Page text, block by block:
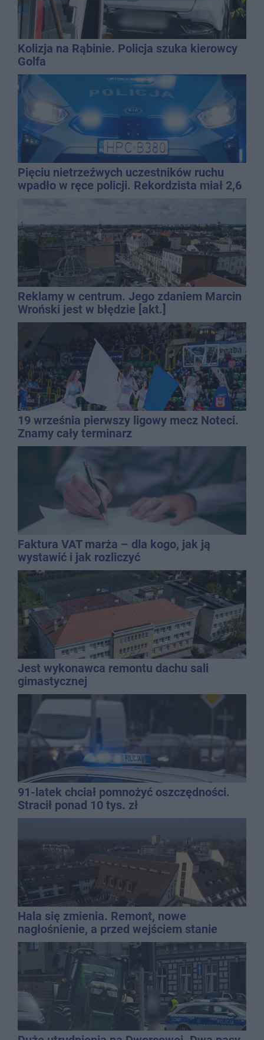
Kolizja na Rąbinie. Policja szuka kierowcy
Golfa
Pięciu nietrzeźwych uczestników ruchu
wpadło w ręce policji. Rekordzista miał 2,6
Reklamy w centrum. Jego zdaniem Marcin
Wroński jest w błędzie [akt.]
19 września pierwszy ligowy mecz Noteci.
Znamy cały terminarz
Faktura VAT marża – dla kogo, jak ją
wystawić i jak rozliczyć
Jest wykonawca remontu dachu sali
gimastycznej
91-latek chciał pomnożyć oszczędności.
Stracił ponad 10 tys. zł
Hala się zmienia. Remont, nowe
nagłośnienie, a przed wejściem stanie
QEMETICA ARENA